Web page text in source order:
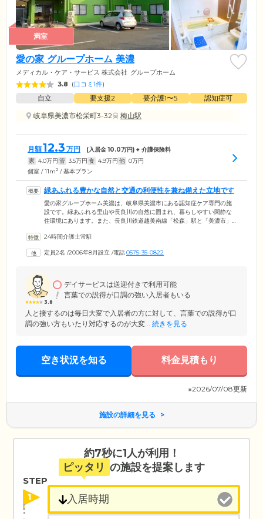
満室
愛の家 グループホーム 美濃
メディカル・ケア・サービス 株式会社 グループホーム
3.8 (口コミ1件)
自立 要支援2 要介護1〜5
認知症可
岐阜県美濃市松栄町3-32
梅山駅
月額12.3 万円 (入居金10.0万円) + 介護保険料
家 4.0万円 管 3.5万円 食 4.9万円 他 0万円
個室 / 11m2 / 基本プラン
緑あふれる豊かな自然と交通の利便性を兼ね備えた立地です
愛の家グループホーム美濃は、岐阜県美濃市にある認知症ケア専門の施
設です。緑あふれる里山や長良川の自然に囲まれ、暮らしやすい閑静な
住環境にあります。また、長良川鉄道越美南線「松森」駅と「美濃市」
くに揃った利便性のよい立地で、ご家族様のご来訪にも便利です。認知
家庭的であたたかなケアをご提供。ご入居者様に笑顔あふれる毎日をお
24時間介護士常駐
定員2名 /2006年8月設立 /電話0575-35-0822
3.8
デイサービスは送迎付きで利用可能
言葉での説得が口調の強い入居者もいる
人と接するのは毎日大変で入居者の方に対して、言葉での説得が口
調の強い方もいたり対応するのが大変... 続きを見る
空き状況を知る 料金見積もり
※2026/07/08更新
施設の詳細を見る
約7秒に1人が利用！
ピッタリ の施設を提案します
STEP
1